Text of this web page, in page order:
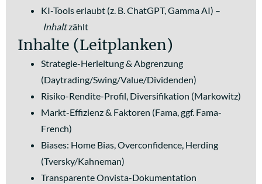
KI-Tools erlaubt (z. B. ChatGPT, Gamma AI) –
Inhaltzählt
Inhalte (Leitplanken)
Strategie-Herleitung & Abgrenzung
(Daytrading/Swing/Value/Dividenden)
Risiko-Rendite-Profil, Diversifikation (Markowitz)
Markt-Effizienz & Faktoren (Fama, ggf. Fama-
French)
Biases: Home Bias, Overconfidence, Herding
(Tversky/Kahneman)
Transparente Onvista-Dokumentation